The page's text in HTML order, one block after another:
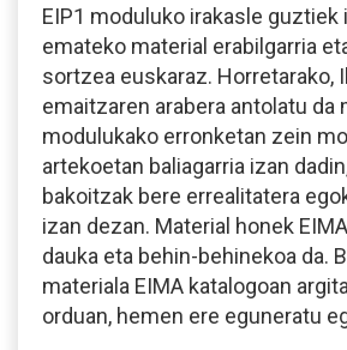
EIP1 moduluko irakasle guztiek
emateko material erabilgarria
sortzea euskaraz. Horretarako,
emaitzaren arabera antolatu da
modulukako erronketan zein
artekoetan baliagarria izan
bakoitzak bere errealitatera
izan dezan. Material honek
dauka eta behin-behinekoa da.
materiala EIMA katalogoan
orduan, hemen ere eguneratu